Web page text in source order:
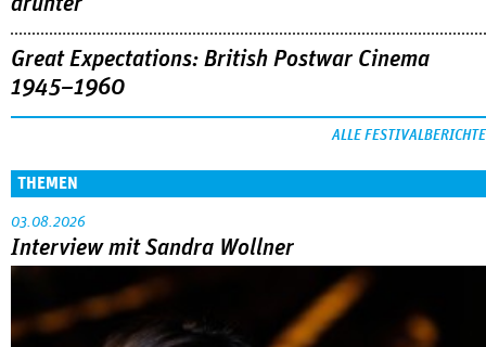
Great Expectations: British Postwar Cinema
1945–1960
ALLE FESTIVALBERICHTE
THEMEN
03.08.2026
Interview mit Sandra Wollner